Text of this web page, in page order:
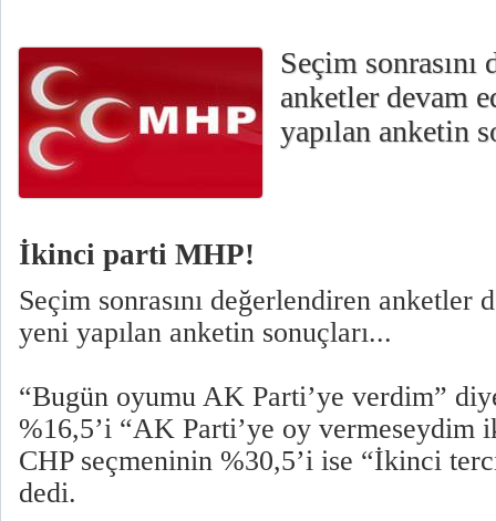
Seçim sonrasını
anketler devam
yapılan anketin
İkinci parti MHP!
Seçim sonrasını değerlendiren anketler
yeni yapılan anketin sonuçları...
“Bugün oyumu AK Parti’ye verdim”
%16,5’i “AK Parti’ye oy
CHP seçmeninin %30,5’i ise “İkinci
dedi.